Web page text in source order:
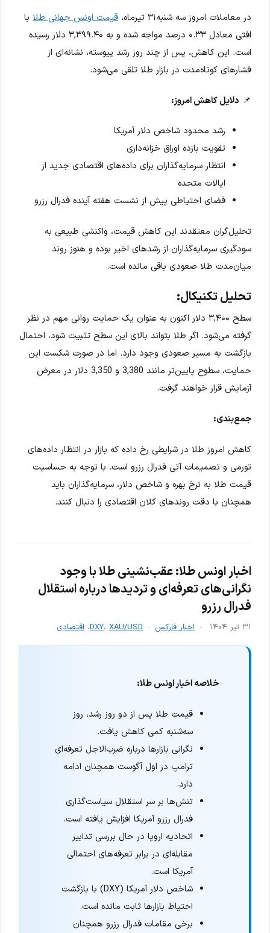
در معاملات امروز سه شنبه۳۱ تیرماه، قیمت اونس جهانی طلا با
افتی معادل ۰.۳۳ درصد مواجه شده و به ۳,۳۹۹.۴۰ دلار رسیده
است. این کاهش، پس از چند روز رشد پیوسته، نشانه‌ای از
فشارهای کوتاه‌مدت در بازار طلا تلقی می‌شود.
📌 دلایل کاهش امروز:
رشد محدود شاخص دلار آمریکا
تقویت بازده اوراق خزانه‌داری
انتظار سرمایه‌گذاران برای داده‌های اقتصادی جدید از
ایالات متحده
فضای احتیاطی پیش از نشست هفته آینده فدرال رزرو
تحلیل‌گران معتقدند این کاهش قیمت، واکنشی طبیعی به
سودگیری سرمایه‌گذاران از رشدهای اخیر بوده و هنوز روند
میان‌مدت طلا صعودی باقی مانده است.
تحلیل تکنیکال:
سطح ۳,۴۰۰ دلار اکنون به عنوان یک حمایت روانی مهم در نظر
گرفته می‌شود. اگر طلا بتواند بالای این سطح تثبیت شود، احتمال
بازگشت به مسیر صعودی وجود دارد. اما در صورت شکست این
حمایت، سطوح پایین‌تر مانند 3,380 و 3,350 دلار در معرض
آزمایش قرار خواهند گرفت.
جمع‌بندی:
کاهش امروز طلا در شرایطی رخ داده که بازار در انتظار داده‌های
تورمی و تصمیمات آتی فدرال رزرو است. با توجه به حساسیت
قیمت طلا به نرخ بهره و شاخص دلار، سرمایه‌گذاران باید
همچنان با دقت روندهای کلان اقتصادی را دنبال کنند.
اخبار اونس طلا: عقب‌نشینی طلا با وجود
نگرانی‌های تعرفه‌ای و تردیدها درباره استقلال
فدرال رزرو
۳۱ تیر ۱۴۰۴ اخبار فارکس DXY، XAU/USD ، اقتصادی
خلاصه اخبار اونس طلا:
قیمت طلا پس از دو روز رشد، روز
سه‌شنبه کمی کاهش یافت.
نگرانی بازارها درباره ضرب‌الاجل تعرفه‌ای
ترامپ در اول آگوست همچنان ادامه
دارد.
تنش‌ها بر سر استقلال سیاست‌گذاری
فدرال رزرو آمریکا افزایش یافته است.
اتحادیه اروپا در حال بررسی تدابیر
مقابله‌ای در برابر تعرفه‌های احتمالی
آمریکا است.
شاخص دلار آمریکا (DXY) با بازگشت
احتیاط بازارها ثابت مانده است.
برخی مقامات فدرال رزرو همچنان